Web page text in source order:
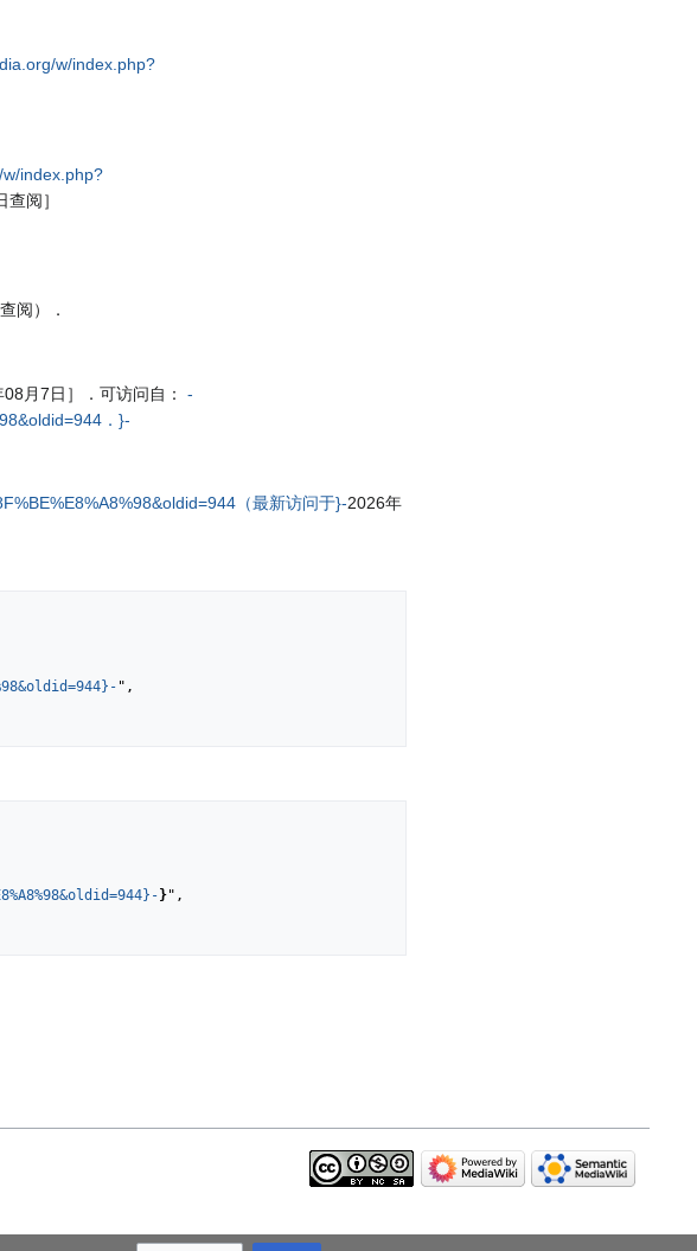
w/index.php?
index.php?
阅］
阅）．
月7日］．可访问自： -
．}-
（最新访问于}-2026年
",
}",